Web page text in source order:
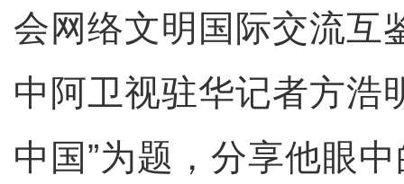
会网络文明国际交流互
中阿卫视驻华记者方浩
中国”为题，分享他眼